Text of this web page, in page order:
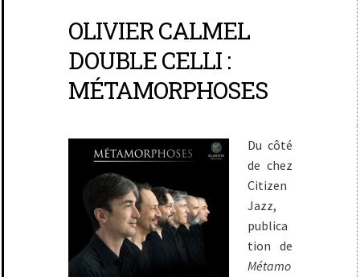
OLIVIER CALMEL
DOUBLE CELLI :
MÉTAMORPHOSES
Du côté
de chez
Citizen
Jazz,
publica
tion de
Métamo